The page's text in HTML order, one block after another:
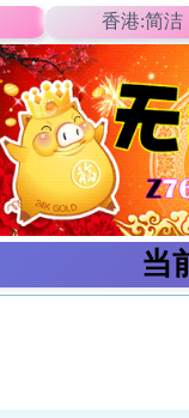
香港:简洁
当